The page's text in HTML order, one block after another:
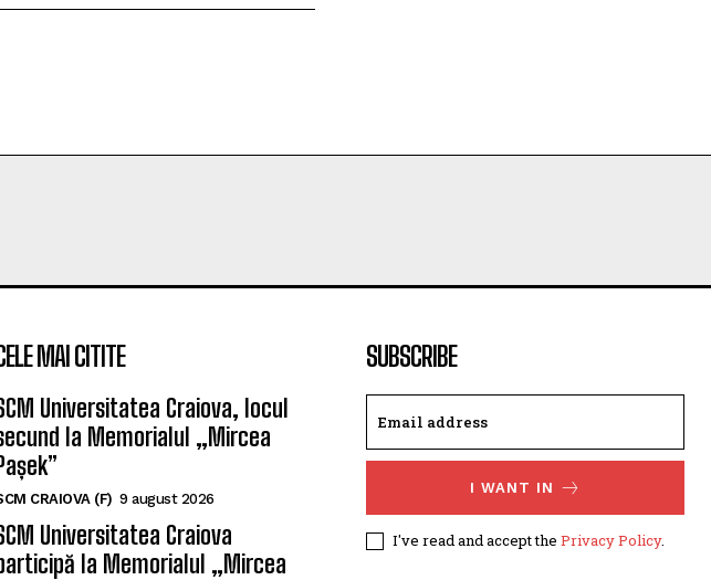
MAI CITITE
Universitatea Craiova, locul
la Memorialul „Mircea
CRAIOVA (F) 9 august 2026
Universitatea Craiova
la Memorialul „Mircea
SUBSCRIBE
I WANT IN
I've read and accept the Privacy Policy.